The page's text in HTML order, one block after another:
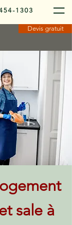
1303
Devis gratuit
sale à